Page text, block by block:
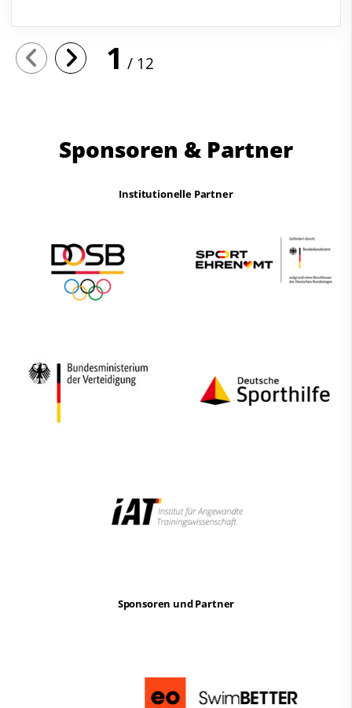
1 12
Sponsoren & Partner
Institutionelle Partner
Sponsoren und Partner